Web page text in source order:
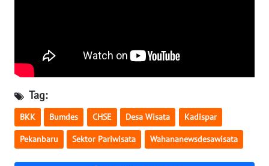
Tag:
BKK Bumdes CHSE Desa Wisata Kadispar
Pekanbaru Sektor Pariwisata Wahananewsdesawisata
PEDOMAN
MEDIA
SIBER
REDAKSI